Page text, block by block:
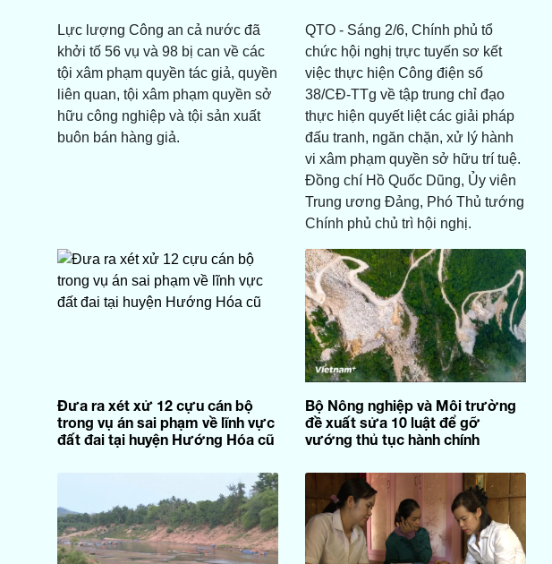
Lực lượng Công an cả nước đã
khởi tố 56 vụ và 98 bị can về các
tội xâm phạm quyền tác giả, quyền
liên quan, tội xâm phạm quyền sở
hữu công nghiệp và tội sản xuất
buôn bán hàng giả.
QTO - Sáng 2/6, Chính phủ tổ
chức hội nghị trực tuyến sơ kết
việc thực hiện Công điện số
38/CĐ-TTg về tập trung chỉ đạo
thực hiện quyết liệt các giải pháp
đấu tranh, ngăn chặn, xử lý hành
vi xâm phạm quyền sở hữu trí tuệ.
Đồng chí Hồ Quốc Dũng, Ủy viên
Trung ương Đảng, Phó Thủ tướng
Chính phủ chủ trì hội nghị.
Đưa ra xét xử 12 cựu cán bộ
trong vụ án sai phạm về lĩnh vực
đất đai tại huyện Hướng Hóa cũ
Bộ Nông nghiệp và Môi trường
đề xuất sửa 10 luật để gỡ
vướng thủ tục hành chính